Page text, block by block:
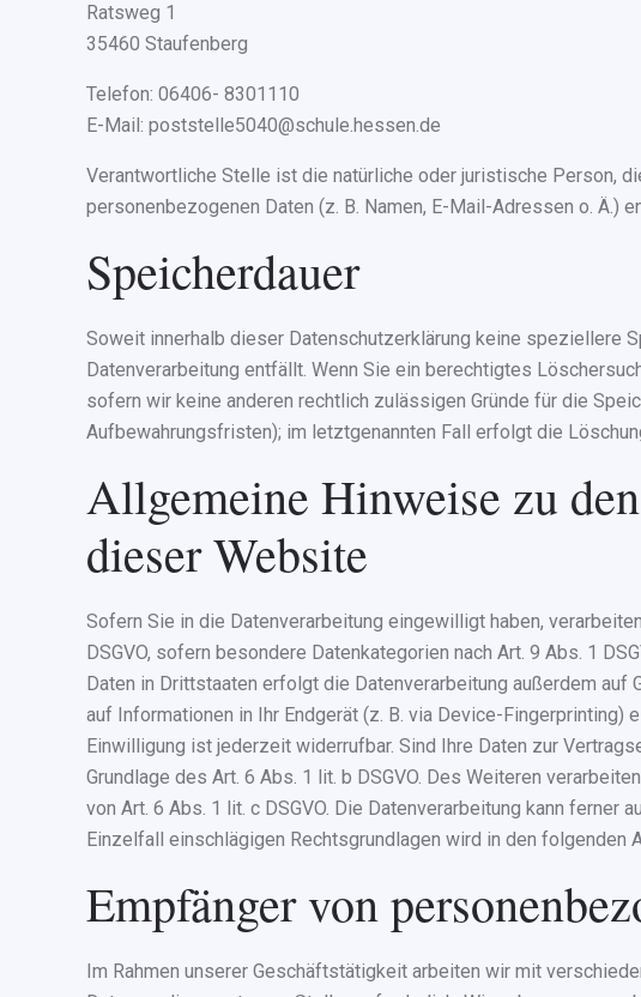
Ratsweg 1
35460 Staufenberg
Telefon: 06406- 8301110
E-Mail: poststelle5040@schule.hessen.de
Verantwortliche Stelle ist die natürliche oder juristische Person,
personenbezogenen Daten (z. B. Namen, E-Mail-Adressen o. Ä.)
Speicherdauer
Soweit innerhalb dieser Datenschutzerklärung keine speziellere
Datenverarbeitung entfällt. Wenn Sie ein berechtigtes
sofern wir keine anderen rechtlich zulässigen Gründe für die
Aufbewahrungsfristen); im letztgenannten Fall erfolgt die
Allgemeine Hinweise zu
dieser Website
Sofern Sie in die Datenverarbeitung eingewilligt haben,
DSGVO, sofern besondere Datenkategorien nach Art. 9 Abs. 1
Daten in Drittstaaten erfolgt die Datenverarbeitung außerdem auf
auf Informationen in Ihr Endgerät (z. B. via Device-
Einwilligung ist jederzeit widerrufbar. Sind Ihre Daten zur
Grundlage des Art. 6 Abs. 1 lit. b DSGVO. Des Weiteren
von Art. 6 Abs. 1 lit. c DSGVO. Die Datenverarbeitung kann
Einzelfall einschlägigen Rechtsgrundlagen wird in den folgenden
Empfänger von
Im Rahmen unserer Geschäftstätigkeit arbeiten wir mit